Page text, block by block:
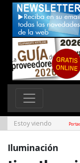
Estoy viendo
Iluminación